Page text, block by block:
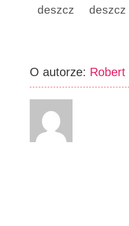
deszcz
deszcz
O autorze: Robert